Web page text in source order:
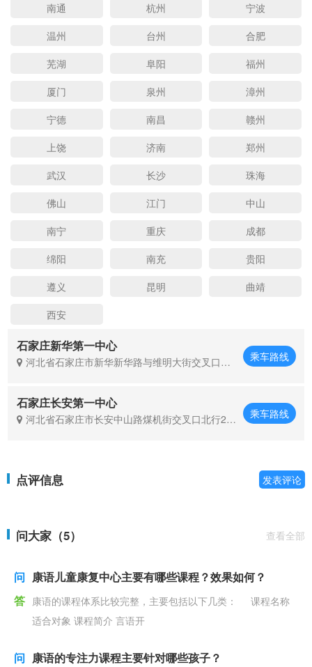
南通
杭州
宁波
温州
台州
合肥
芜湖
阜阳
福州
厦门
泉州
漳州
宁德
南昌
赣州
上饶
济南
郑州
武汉
长沙
珠海
佛山
江门
中山
南宁
重庆
成都
绵阳
南充
贵阳
遵义
昆明
曲靖
西安
石家庄新华第一中心
河北省石家庄市新华新华路与维明大街交叉口西
乘车路线
石家庄长安第一中心
河北省石家庄市长安中山路煤机街交叉口北行20
乘车路线
点评信息 发表评论
问大家（5） 查看全部
问 康语儿童康复中心主要有哪些课程？效果如何？
答 康语的课程体系比较完整，主要包括以下几类： 课程名称
适合对象 课程简介 言语开
问 康语的专注力课程主要针对哪些孩子？